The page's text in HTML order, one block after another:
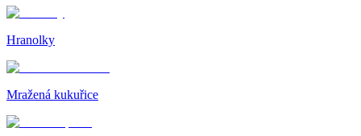
Hranolky
Mražená kukuřice